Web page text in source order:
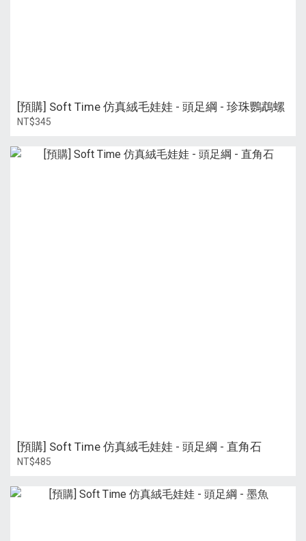
[預購] Soft Time 仿真絨毛娃娃 - 頭足綱 - 珍珠鸚鵡螺
NT$345
[預購] Soft Time 仿真絨毛娃娃 - 頭足綱 - 直角石
NT$485